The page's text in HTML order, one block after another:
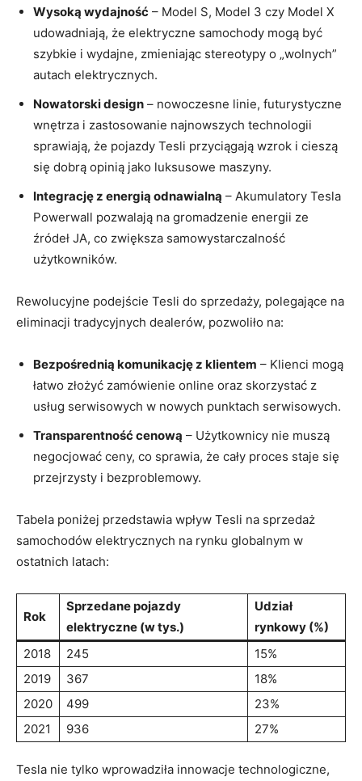
Wysoką wydajność – Model S, Model 3 czy Model X
udowadniają, że elektryczne samochody‍ mogą być
szybkie i wydajne, zmieniając⁣ stereotypy o „wolnych”
autach elektrycznych.
Nowatorski design – nowoczesne linie, futurystyczne
wnętrza i zastosowanie najnowszych technologii
sprawiają, że pojazdy Tesli ‍przyciągają wzrok i‍ cieszą
się dobrą opinią jako luksusowe maszyny.
Integrację z energią odnawialną – Akumulatory Tesla
Powerwall pozwalają na gromadzenie energii ze
źródeł JA, co zwiększa samowystarczalność
użytkowników.
Rewolucyjne podejście ‍Tesli do sprzedaży, polegające na
eliminacji tradycyjnych dealerów, pozwoliło na:
Bezpośrednią‌ komunikację z klientem – Klienci mogą
łatwo złożyć zamówienie online oraz ‌skorzystać z
usług serwisowych w nowych punktach serwisowych.
Transparentność cenową ‍– Użytkownicy ‌nie muszą
negocjować ‍ceny, co sprawia, że cały proces staje się
przejrzysty i bezproblemowy.
Tabela poniżej przedstawia wpływ Tesli na sprzedaż
samochodów elektrycznych na rynku globalnym w
ostatnich latach:
Rok
Sprzedane pojazdy
elektryczne (w tys.)
Udział
rynkowy (%)
2018
245
15%
2019
367
18%
2020
499
23%
2021
936 27%
Tesla nie tylko wprowadziła innowacje technologiczne,